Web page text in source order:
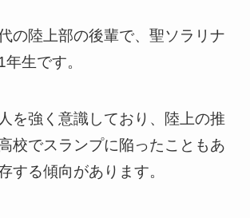
の陸上部の後輩で、聖ソラリナ
生です。
を強く意識しており、陸上の推
校でスランプに陥ったこともあ
する傾向があります。